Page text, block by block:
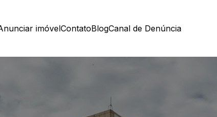
imóvelContatoBlogCanal de Denúncia